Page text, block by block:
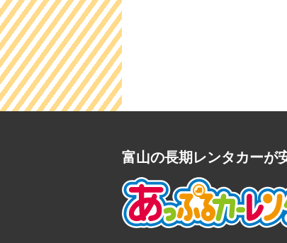
富山の長期レンタカーが